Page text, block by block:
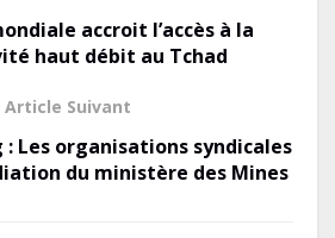
er accroit l’accès à la
haut débit au Tchad
Article Suivant
: Les organisations syndicales
du ministère des Mines